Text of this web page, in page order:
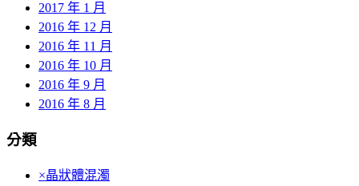
2017 年 1 月
2016 年 12 月
2016 年 11 月
2016 年 10 月
2016 年 9 月
2016 年 8 月
分類
×晶狀體混濁